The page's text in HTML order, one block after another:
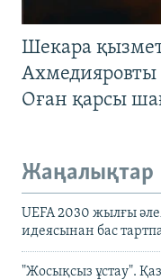
Шекара
Оған қарсы
Жаңалықтар
UEFA 2030 жылғы
идеясынан бас
"Жосықсыз ұстау".